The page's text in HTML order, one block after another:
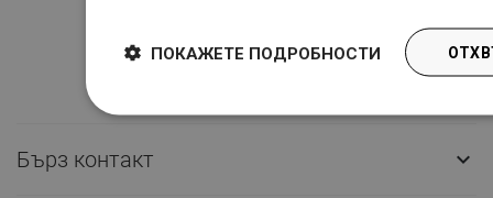
Бърз контакт 
ПОКАЖЕТЕ ПОДРОБНОСТИ